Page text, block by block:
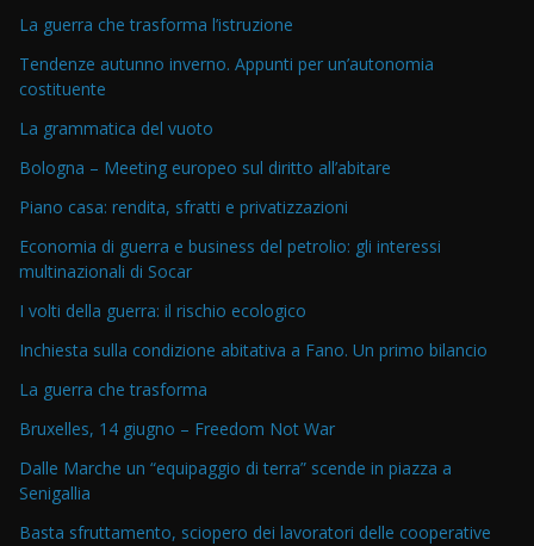
La guerra che trasforma l’istruzione
Tendenze autunno inverno. Appunti per un’autonomia
costituente
La grammatica del vuoto
Bologna – Meeting europeo sul diritto all’abitare
Piano casa: rendita, sfratti e privatizzazioni
Economia di guerra e business del petrolio: gli interessi
multinazionali di Socar
I volti della guerra: il rischio ecologico
Inchiesta sulla condizione abitativa a Fano. Un primo bilancio
La guerra che trasforma
Bruxelles, 14 giugno – Freedom Not War
Dalle Marche un “equipaggio di terra” scende in piazza a
Senigallia
Basta sfruttamento, sciopero dei lavoratori delle cooperative